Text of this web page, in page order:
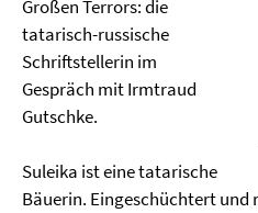
Großen Terrors: die
tatarisch-russische
Schriftstellerin im
Gespräch mit Irmtraud
Gutschke.
Suleika ist eine tatarische
Bäuerin. Eingeschüchtert und